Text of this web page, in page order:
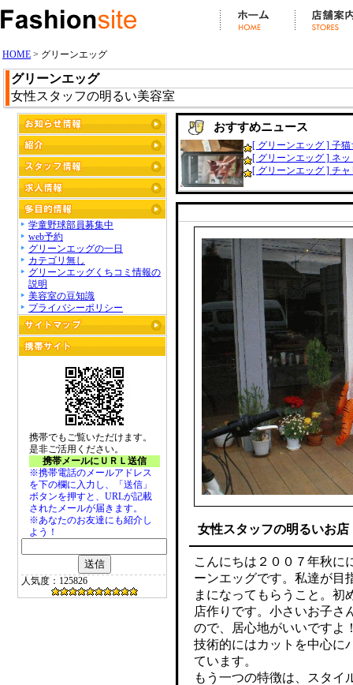
HOME > グリーンエッグ
グリーンエッグ
女性スタッフの明るい美容室
学童野球部員募集中
web予約
グリーンエッグの一日
カテゴリ無し
グリーンエッグくちコミ情報の
説明
美容室の豆知識
プライバシーポリシー
携帯でもご覧いただけます。
是非ご活用ください。
携帯メールにＵＲＬ送信
※携帯電話のメールアドレス
を下の欄に入力し、「送信」
ボタンを押すと、URLが記載
されたメールが届きます。
※あなたのお友達にも紹介し
よう！
人気度：125826
おすすめニュース
[ グリーンエッグ ] 子
[ グリーンエッグ ] ネ
[ グリーンエッグ ] チ
女性スタッフの明るいお店
こんにちは２００７年秋に
ーンエッグです。私達が目
まになってもらうこと。初
店作りです。小さいお子さ
ので、居心地がいいですよ
技術的にはカットを中心に
ています。
もう一つの特徴は、スタイ